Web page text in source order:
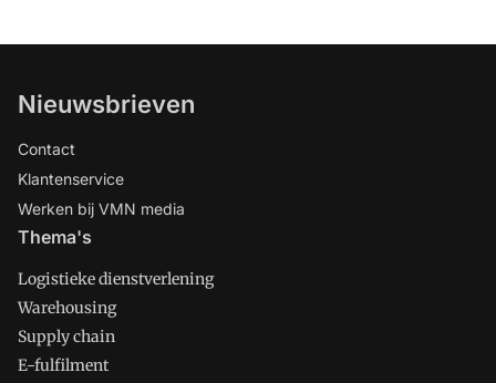
Nieuwsbrieven
Contact
Klantenservice
Werken bij VMN media
Thema's
Logistieke dienstverlening
Warehousing
Supply chain
E-fulfilment